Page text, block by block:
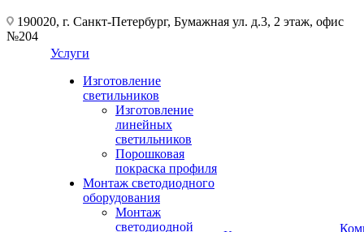
190020, г. Санкт-Петербург, Бумажная ул. д.3, 2 этаж, офис
№204
Услуги
Изготовление
светильников
Изготовление
линейных
светильников
Порошковая
покраска профиля
Монтаж светодиодного
оборудования
Монтаж
светодиодной